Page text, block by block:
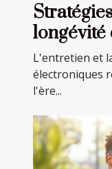
longévité
L'entretien et
électroniques
l'ère...